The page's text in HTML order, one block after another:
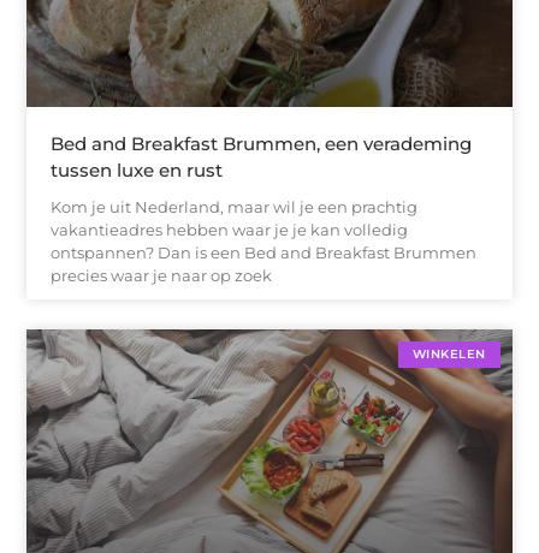
Bed and Breakfast Brummen, een verademing
tussen luxe en rust
Kom je uit Nederland, maar wil je een prachtig
vakantieadres hebben waar je je kan volledig
ontspannen? Dan is een Bed and Breakfast Brummen
precies waar je naar op zoek
WINKELEN